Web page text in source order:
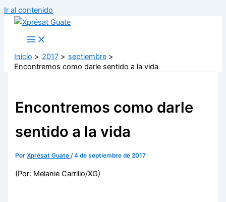
Ir al contenido
Inicio 2017
septiembre
Encontremos como darle sentido a la vida
Encontremos como darle
sentido a la vida
PorXprésat Guate/4 de septiembre de 2017
(Por: Melanie Carrillo/XG)